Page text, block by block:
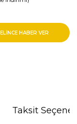
HABER VER
Taksit